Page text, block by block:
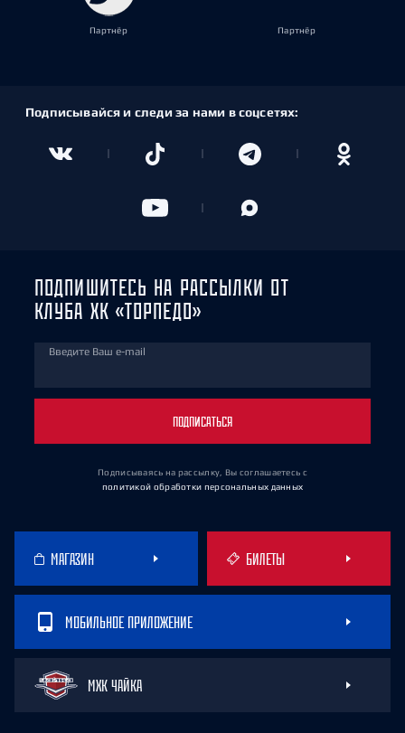
Партнёр Партнёр
Подписывайся и следи за нами в соцсетях:
ПОДПИШИТЕСЬ НА РАССЫЛКИ ОТ
КЛУБА ХК «ТОРПЕДО»
Введите Ваш e-mail
ПОДПИСАТЬСЯ
Подписываясь на рассылку, Вы соглашаетесь с
политикой обработки персональных данных
МАГАЗИН БИЛЕТЫ
МОБИЛЬНОЕ ПРИЛОЖЕНИЕ
МХК ЧАЙКА